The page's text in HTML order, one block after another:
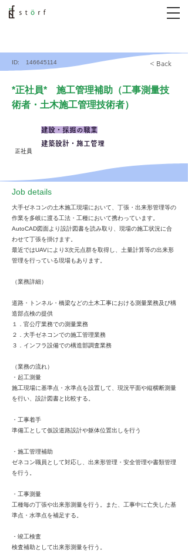
ID: 146645114 < Back
*正社員* 施工管理補助（工事測量技
術者・土木施工管理技術者）
正社員
建設・採掘の職業
建築設計・施工管理
​Job details
大手ゼネコンの土木施工現場において、丁張・出来形管理等の
作業を多岐に渡る工法・工種において携わっています。
AutoCAD図面より設計図書を読み取り、現場の施工状況に合
わせて丁張を掛けます。
最近ではUAVにより3次元点群を取得し、土量計算等の出来形
管理を行っている現場もあります。
（業務詳細）
道路・トンネル・橋梁などの土木工事における測量業務及び構
造部点検の提供
１．官公庁業務での測量業務
２．大手ゼネコンでの施工管理業務
３．インフラ設備での構造部調査業務
（業務の流れ）
・起工測量
施工現場に基準点・水準点を設置して、現況平面や縦横断測量
を行い、設計図書と比較する。
・工事着手
準備工として仮設道路設計や躯体位置出しを行う
・施工管理補助
ゼネコン職員として対応し、出来形管理・安全管理や書類管理
を行う。
・工事測量
工種毎の丁張や出来形測量を行う。また、工事中に亡失した基
準点・水準点を補足する。
・竣工検査
検査補助として出来形測量を行う。